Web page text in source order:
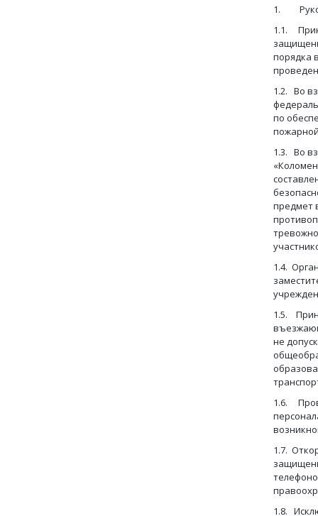
1.
1.1.
порядка
1.2. Во
по
1.3. Во
предмет
1.4.
1.5.
не
1.6.
1.7.
1.8.